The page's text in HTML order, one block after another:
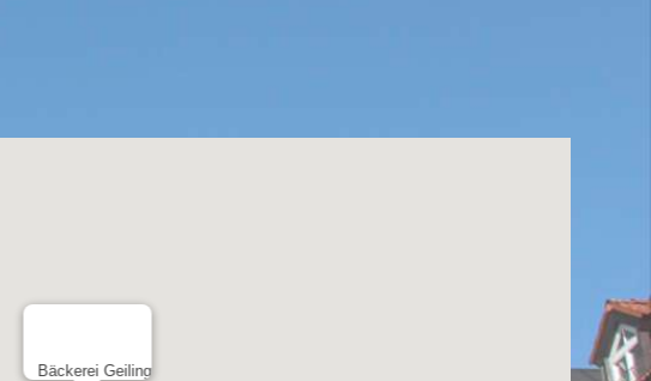
Bäckerei Geiling